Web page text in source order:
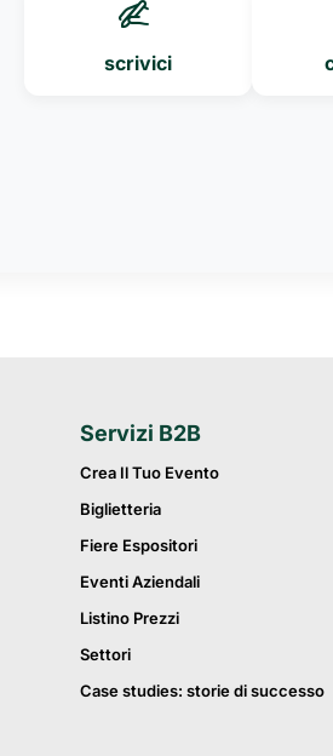
scrivici
Servizi B2B
Crea Il Tuo Evento
Biglietteria
Fiere Espositori
Eventi Aziendali
Listino Prezzi
Settori
Case studies: storie di successo